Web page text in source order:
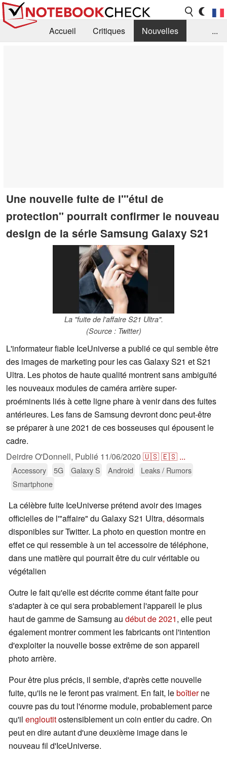
Accueil Critiques
Nouvelles
...
Une nouvelle fuite de l'"étui de
protection" pourrait confirmer le nouveau
design de la série Samsung Galaxy S21
La "fuite de l'affaire S21 Ultra".
(Source : Twitter)
L'informateur fiable IceUniverse a publié ce qui semble être
des images de marketing pour les cas Galaxy S21 et S21
Ultra. Les photos de haute qualité montrent sans ambiguïté
les nouveaux modules de caméra arrière super-
proéminents liés à cette ligne phare à venir dans des fuites
antérieures. Les fans de Samsung devront donc peut-être
se préparer à une 2021 de ces bosseuses qui épousent le
cadre.
Deirdre O'Donnell, Publié 11/06/2020 🇺🇸🇪🇸 ...
Accessory 5G Galaxy S Android
Leaks / Rumors
Smartphone
La célèbre fuite IceUniverse prétend avoir des images
officielles de l'"affaire" du Galaxy S21 Ultra, désormais
disponibles sur Twitter. La photo en question montre en
effet ce qui ressemble à un tel accessoire de téléphone,
dans une matière qui pourrait être du cuir véritable ou
végétalien
Outre le fait qu'elle est décrite comme étant faite pour
s'adapter à ce qui sera probablement l'appareil le plus
haut de gamme de Samsung au début de 2021, elle peut
également montrer comment les fabricants ont l'intention
d'exploiter la nouvelle bosse extrême de son appareil
photo arrière.
Pour être plus précis, il semble, d'après cette nouvelle
fuite, qu'ils ne le feront pas vraiment. En fait, leboîtierne
couvre pas du tout l'énorme module, probablement parce
qu'il engloutitostensiblement un coin entier du cadre. On
peut en dire autant d'une deuxième image dans le
nouveau fil d'IceUniverse.